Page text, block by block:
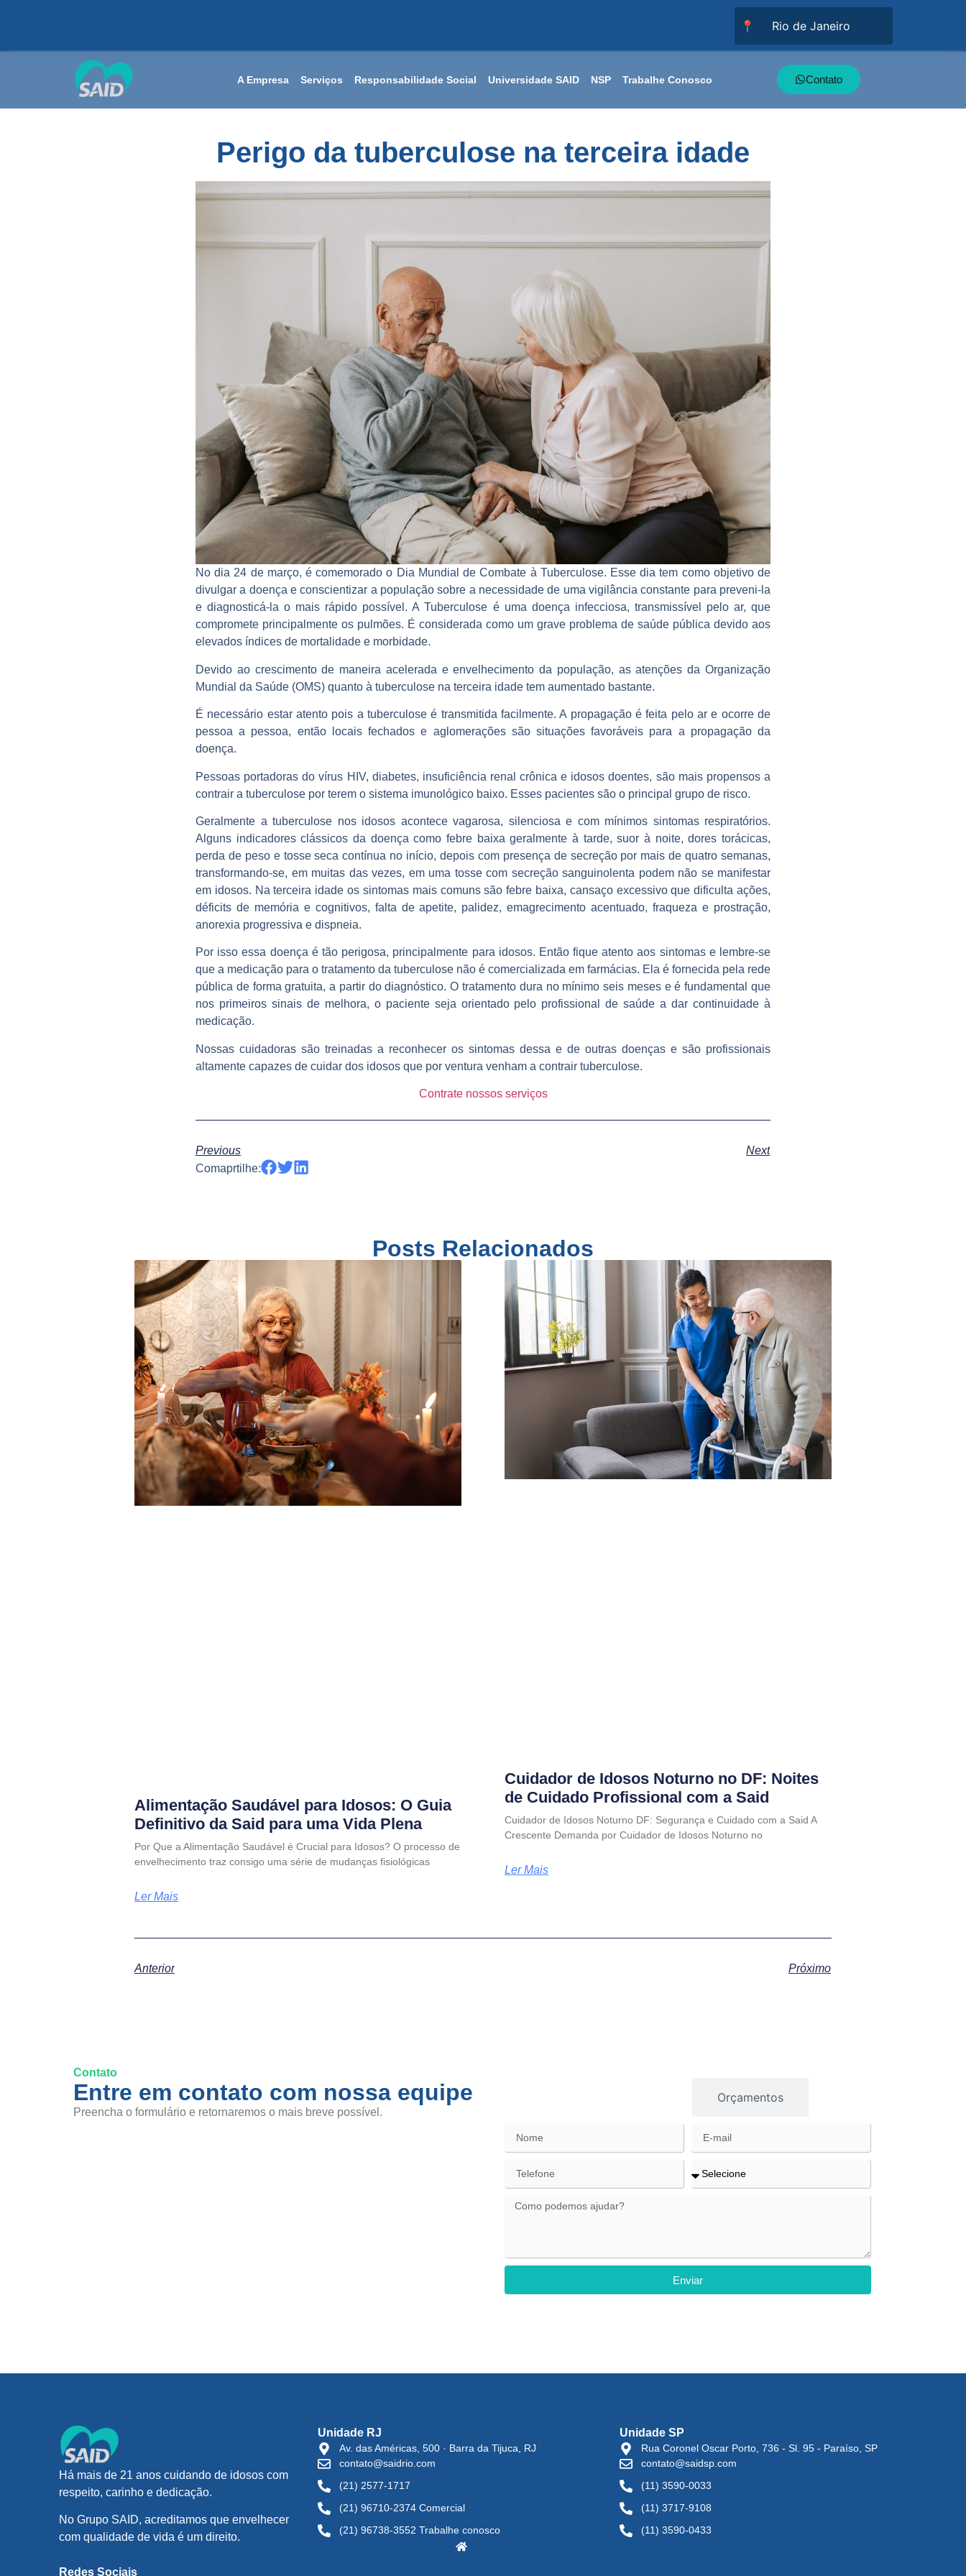
📍
A Empresa Serviços Responsabilidade Social Universidade SAID NSP Trabalhe Conosco Contato
Perigo da tuberculose na terceira idade
No dia 24 de março, é comemorado o Dia Mundial de Combate à Tuberculose. Esse dia tem como objetivo de
divulgar a doença e conscientizar a população sobre a necessidade de uma vigilância constante para preveni-la
e diagnosticá-la o mais rápido possível. A Tuberculose é uma doença infecciosa, transmissível pelo ar, que
compromete principalmente os pulmões. É considerada como um grave problema de saúde pública devido aos
elevados índices de mortalidade e morbidade.
Devido ao crescimento de maneira acelerada e envelhecimento da população, as atenções da Organização
Mundial da Saúde (OMS) quanto à tuberculose na terceira idade tem aumentado bastante.
É necessário estar atento pois a tuberculose é transmitida facilmente. A propagação é feita pelo ar e ocorre de
pessoa a pessoa, então locais fechados e aglomerações são situações favoráveis para a propagação da
doença.
Pessoas portadoras do vírus HIV, diabetes, insuficiência renal crônica e idosos doentes, são mais propensos a
contrair a tuberculose por terem o sistema imunológico baixo. Esses pacientes são o principal grupo de risco.
Geralmente a tuberculose nos idosos acontece vagarosa, silenciosa e com mínimos sintomas respiratórios.
Alguns indicadores clássicos da doença como febre baixa geralmente à tarde, suor à noite, dores torácicas,
perda de peso e tosse seca contínua no início, depois com presença de secreção por mais de quatro semanas,
transformando-se, em muitas das vezes, em uma tosse com secreção sanguinolenta podem não se manifestar
em idosos. Na terceira idade os sintomas mais comuns são febre baixa, cansaço excessivo que dificulta ações,
déficits de memória e cognitivos, falta de apetite, palidez, emagrecimento acentuado, fraqueza e prostração,
anorexia progressiva e dispneia.
Por isso essa doença é tão perigosa, principalmente para idosos. Então fique atento aos sintomas e lembre-se
que a medicação para o tratamento da tuberculose não é comercializada em farmácias. Ela é fornecida pela rede
pública de forma gratuita, a partir do diagnóstico. O tratamento dura no mínimo seis meses e é fundamental que
nos primeiros sinais de melhora, o paciente seja orientado pelo profissional de saúde a dar continuidade à
medicação.
Nossas cuidadoras são treinadas a reconhecer os sintomas dessa e de outras doenças e são profissionais
altamente capazes de cuidar dos idosos que por ventura venham a contrair tuberculose.
Contrate nossos serviços
Previous
Next
Comaprtilhe:
Posts Relacionados
Alimentação Saudável para Idosos: O Guia
Definitivo da Said para uma Vida Plena
Por Que a Alimentação Saudável é Crucial para Idosos? O processo de
envelhecimento traz consigo uma série de mudanças fisiológicas
Ler Mais
Cuidador de Idosos Noturno no DF: Noites
de Cuidado Profissional com a Said
Cuidador de Idosos Noturno DF: Segurança e Cuidado com a Said A
Crescente Demanda por Cuidador de Idosos Noturno no
Ler Mais
Anterior Próximo
Contato
Entre em contato com nossa equipe
Preencha o formulário e retornaremos o mais breve possível.
Orçamentos
Enviar
Há mais de 21 anos cuidando de idosos com
respeito, carinho e dedicação.
No Grupo SAID, acreditamos que envelhecer
com qualidade de vida é um direito.
Redes Sociais
Unidade RJ
Av. das Américas, 500 · Barra da Tijuca, RJ
contato@saidrio.com
(21) 2577-1717
(21) 96710-2374 Comercial
(21) 96738-3552 Trabalhe conosco
Unidade SP
Rua Coronel Oscar Porto, 736 - Sl. 95 - Paraíso, SP
contato@saidsp.com
(11) 3590-0033
(11) 3717-9108
(11) 3590-0433